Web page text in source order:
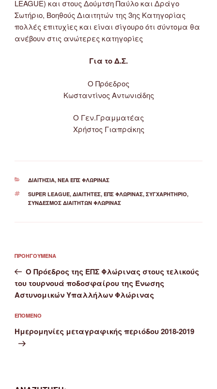
LEAGUE) και στους Δούμτση Παύλο και Δράγο
Σωτήριο, Βοηθούς Διαιτητών της 3ης Κατηγορίας
πολλές επιτυχίες και είναι σίγουρο ότι σύντομα θα
ανέβουν στις ανώτερες κατηγορίες
Για το Δ.Σ.
Ο Πρόεδρος
Κωσταντίνος Αντωνιάδης
Ο Γεν.Γραμματέας
Χρήστος Γιαπράκης
ΚΑΤΗΓΟΡΊΕΣ
ΔΙΑΙΤΗΣΊΑ, ΝΈΑ ΕΠΣ ΦΛΏΡΙΝΑΣ
ΕΤΙΚΈΤΕΣ
SUPER LEAGUE, ΔΙΑΙΤΗΤΈΣ, ΕΠΣ ΦΛΏΡΙΝΑΣ, ΣΥΓΧΑΡΗΤΉΡΙΟ,
ΣΎΝΔΕΣΜΟΣ ΔΙΑΙΤΗΤΏΝ ΦΛΏΡΙΝΑΣ
άρθρων
Προηγούμενο
άρθρο
ΠΡΟΗΓΟΎΜΕΝΑ
Ο Πρόεδρος της ΕΠΣ Φλώρινας στους τελικούς
του τουρνουά ποδοσφαίρου της Ένωσης
Αστυνομικών Υπαλλήλων Φλώρινας
Επόμενο
άρθρο
ΕΠΌΜΕΝΟ
Ημερομηνίες μεταγραφικής περιόδου 2018-2019